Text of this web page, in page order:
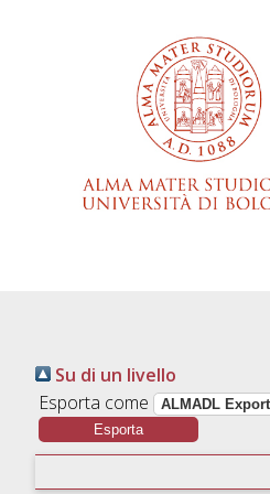
Su di un livello
Esporta come